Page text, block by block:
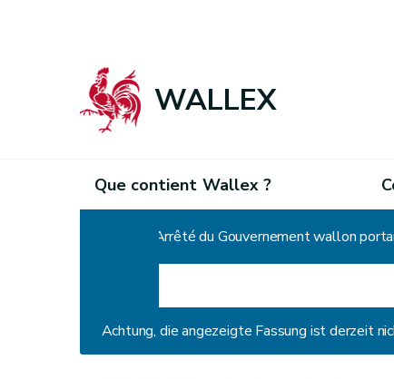
WALLEX
Que contient Wallex ?
Arrêté du Gouvernement wallon
Achtung, die angezeigte Fassung ist derzeit